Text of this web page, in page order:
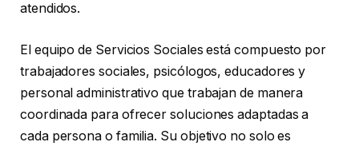
atendidos.
El equipo de Servicios Sociales está compuesto por
trabajadores sociales, psicólogos, educadores y
personal administrativo que trabajan de manera
coordinada para ofrecer soluciones adaptadas a
cada persona o familia. Su objetivo no solo es